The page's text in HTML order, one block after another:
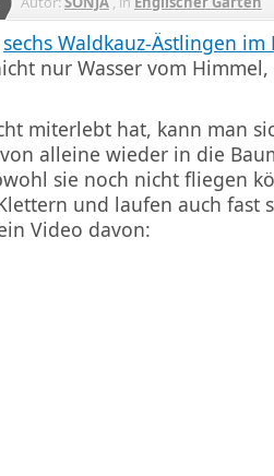
sechs Waldkauz-Ästlingen
nur Wasser vom
miterlebt hat, kann man
alleine wieder in die
sie noch nicht fliegen
und laufen auch fast
Video davon: